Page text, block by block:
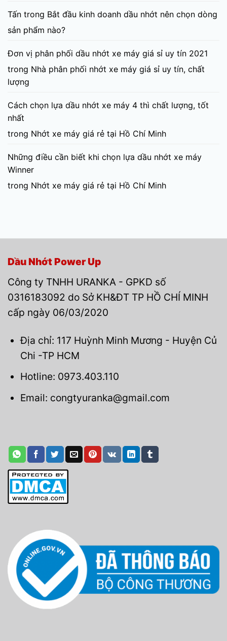
Tấn trong Bắt đầu kinh doanh dầu nhớt nên chọn dòng
sản phẩm nào?
Đơn vị phân phối dầu nhớt xe máy giá sỉ uy tín 2021
trong Nhà phân phối nhớt xe máy giá sỉ uy tín, chất
lượng
Cách chọn lựa dầu nhớt xe máy 4 thì chất lượng, tốt
nhất
trong Nhớt xe máy giá rẻ tại Hồ Chí Minh
Những điều cần biết khi chọn lựa dầu nhớt xe máy
Winner
trong Nhớt xe máy giá rẻ tại Hồ Chí Minh
Dầu Nhớt Power Up
Công ty TNHH URANKA - GPKD số
0316183092 do Sở KH&ĐT TP HỒ CHÍ MINH
cấp ngày 06/03/2020
Địa chỉ: 117 Huỳnh Minh Mương - Huyện Củ
Chi -TP HCM
Hotline: 0973.403.110
Email: congtyuranka@gmail.com